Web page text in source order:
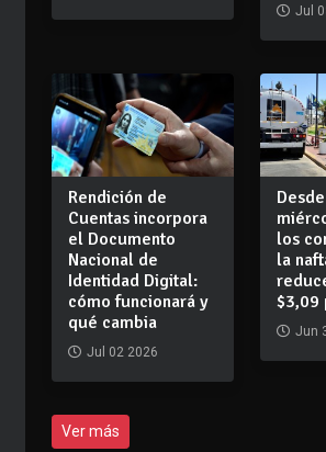
Jul
Rendición de
Cuentas incorpora
el Documento
Nacional de
Identidad Digital:
cómo funcionará y
qué cambia
Jul 02 2026
los
la
$3,09
Jun
Ver más